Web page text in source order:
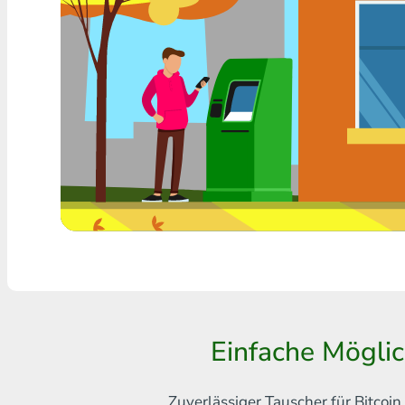
Jede Bank THB
Visa/MasterCard MDL
Visa/MasterCard AMD
Visa/MasterCard TRY
Bitcoin
Ethereum
Einfache